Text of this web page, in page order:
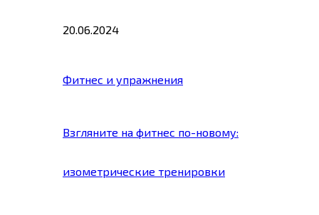
20.06.2024
Фитнес и упражнения
Взгляните на фитнес по-новому:
изометрические тренировки